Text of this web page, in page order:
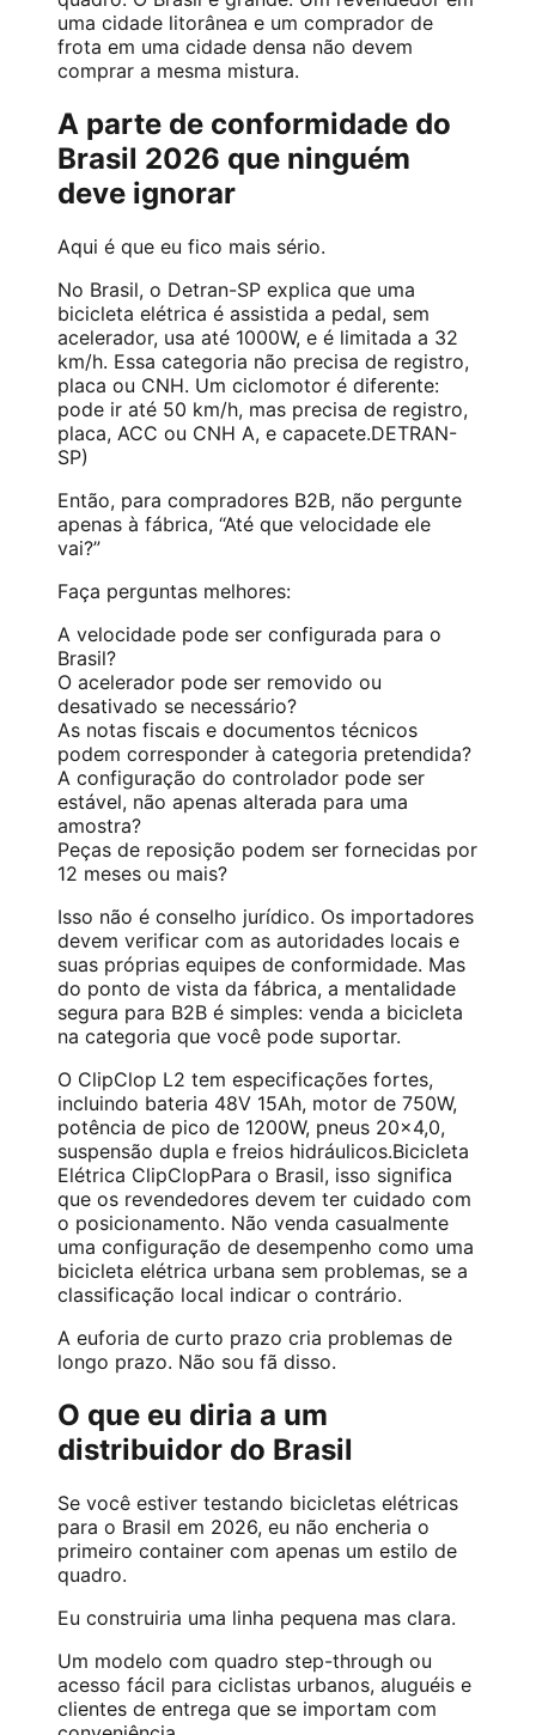
uma cidade litorânea e um comprador de
frota em uma cidade densa não devem
comprar a mesma mistura.
A parte de conformidade do
Brasil 2026 que ninguém
deve ignorar
Aqui é que eu fico mais sério.
No Brasil, o Detran-SP explica que uma
bicicleta elétrica é assistida a pedal, sem
acelerador, usa até 1000W, e é limitada a 32
km/h. Essa categoria não precisa de registro,
placa ou CNH. Um ciclomotor é diferente:
pode ir até 50 km/h, mas precisa de registro,
placa, ACC ou CNH A, e capacete.DETRAN-
SP)
Então, para compradores B2B, não pergunte
apenas à fábrica, “Até que velocidade ele
vai?”
Faça perguntas melhores:
A velocidade pode ser configurada para o
Brasil?
O acelerador pode ser removido ou
desativado se necessário?
As notas fiscais e documentos técnicos
podem corresponder à categoria pretendida?
A configuração do controlador pode ser
estável, não apenas alterada para uma
amostra?
Peças de reposição podem ser fornecidas por
12 meses ou mais?
Isso não é conselho jurídico. Os importadores
devem verificar com as autoridades locais e
suas próprias equipes de conformidade. Mas
do ponto de vista da fábrica, a mentalidade
segura para B2B é simples: venda a bicicleta
na categoria que você pode suportar.
O ClipClop L2 tem especificações fortes,
incluindo bateria 48V 15Ah, motor de 750W,
potência de pico de 1200W, pneus 20×4,0,
suspensão dupla e freios hidráulicos.Bicicleta
Elétrica ClipClopPara o Brasil, isso significa
que os revendedores devem ter cuidado com
o posicionamento. Não venda casualmente
uma configuração de desempenho como uma
bicicleta elétrica urbana sem problemas, se a
classificação local indicar o contrário.
A euforia de curto prazo cria problemas de
longo prazo. Não sou fã disso.
O que eu diria a um
distribuidor do Brasil
Se você estiver testando bicicletas elétricas
para o Brasil em 2026, eu não encheria o
primeiro container com apenas um estilo de
quadro.
Eu construiria uma linha pequena mas clara.
Um modelo com quadro step-through ou
acesso fácil para ciclistas urbanos, aluguéis e
clientes de entrega que se importam com